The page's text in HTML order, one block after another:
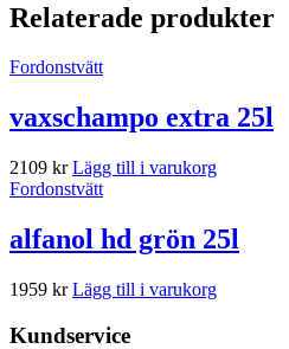
Relaterade produkter
Fordonstvätt
vaxschampo extra 25l
2109 kr Lägg till i varukorg
Fordonstvätt
alfanol hd grön 25l
1959 kr Lägg till i varukorg
Kundservice